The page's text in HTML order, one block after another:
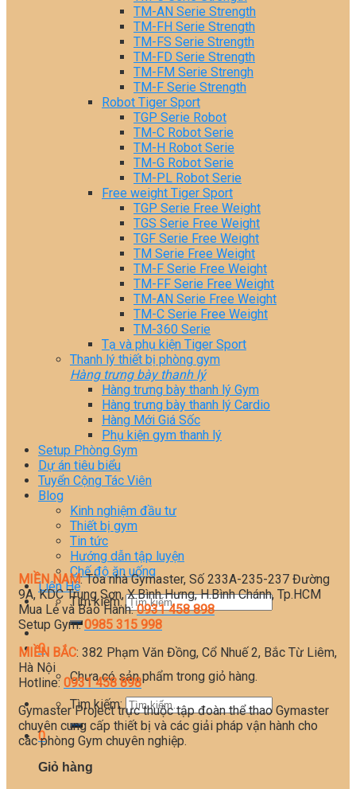
TM-AN Serie Strength
TM-FH Serie Strength
TM-FS Serie Strength
TM-FD Serie Strength
TM-FM Serie Strengh
TM-F Serie Strength
Robot Tiger Sport
TGP Serie Robot
TM-C Robot Serie
TM-H Robot Serie
TM-G Robot Serie
TM-PL Robot Serie
Free weight Tiger Sport
TGP Serie Free Weight
TGS Serie Free Weight
TGF Serie Free Weight
TM Serie Free Weight
TM-F Serie Free Weight
TM-FF Serie Free Weight
TM-AN Serie Free Weight
TM-C Serie Free Weight
TM-360 Serie
Tạ và phụ kiện Tiger Sport
Thanh lý thiết bị phòng gym
Hàng trưng bày thanh lý
Hàng trưng bày thanh lý Gym
Hàng trưng bày thanh lý Cardio
Hàng Mới Giá Sốc
Phụ kiện gym thanh lý
Setup Phòng Gym
Dự án tiêu biểu
Tuyển Cộng Tác Viên
Blog
Kinh nghiệm đầu tư
Thiết bị gym
Tin tức
Hướng dẫn tập luyện
Chế độ ăn uống
Liên Hệ
Tìm kiếm:
0
Chưa có sản phẩm trong giỏ hàng.
Tìm kiếm:
0
Giỏ hàng
MIỀN NAM: Tòa nhà Gymaster, Số 233A-235-237 Đường
9A, KDC Trung Sơn, X.Bình Hưng, H.Bình Chánh, Tp.HCM
Mua Lẻ và Bảo Hành:0931 458 898
Setup Gym:0985 315 998
MIỀN BẮC: 382 Phạm Văn Đồng, Cổ Nhuế 2, Bắc Từ Liêm,
Hà Nội
Hotline:0931 458 898
Gymaster Project trực thuộc tập đoàn thể thao Gymaster
chuyên cung cấp thiết bị và các giải pháp vận hành cho
các phòng Gym chuyên nghiệp.